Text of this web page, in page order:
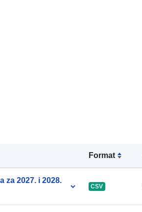
Format
za 2027. i 2028.
CSV